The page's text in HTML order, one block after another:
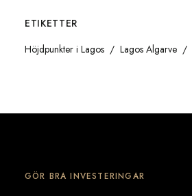
ETIKETTER
Höjdpunkter i Lagos
Lagos Algarve
GÖR BRA INVESTERINGAR